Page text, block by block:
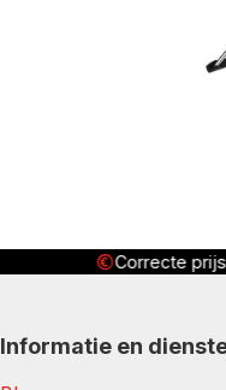
Correcte prijs,
Informatie en